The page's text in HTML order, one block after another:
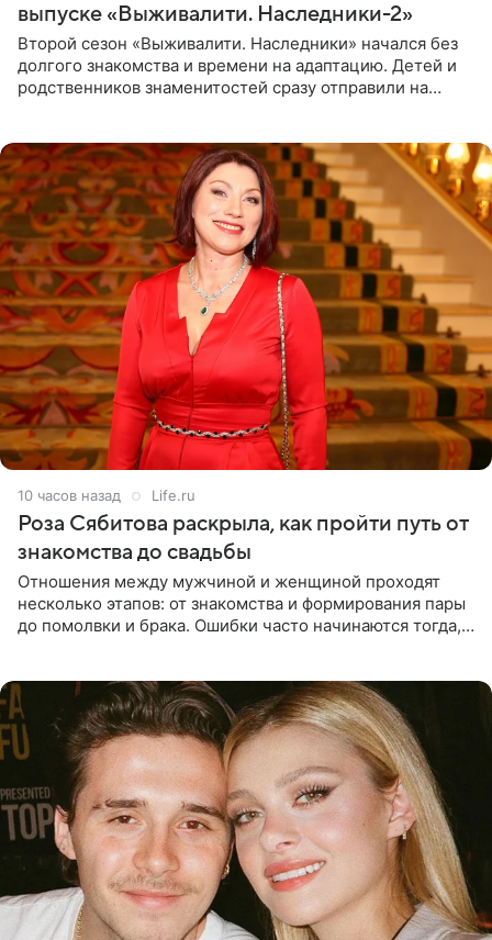
выпуске «Выживалити. Наследники-2»
Второй сезон «Выживалити. Наследники» начался без
долгого знакомства и времени на адаптацию. Детей и
родственников знаменитостей сразу отправили на
10 часов назад Life.ru
Роза Сябитова раскрыла, как пройти путь от
знакомства до свадьбы
Отношения между мужчиной и женщиной проходят
несколько этапов: от знакомства и формирования пары
до помолвки и брака. Ошибки часто начинаются тогда,